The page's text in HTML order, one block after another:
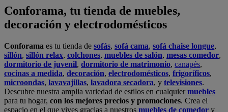
Conforama, tu tienda de muebles,
decoración y electrodomésticos
Conforama es tu tienda de sofás, sofá cama, sofá chaise longue,
sillón, sillón relax, colchones, muebles de salón, mesas comedor,
dormitorio de juvenil, dormitorio de matrimonio, canapés,
cocinas a medida, decoración, electrodomésticos, frigoríficos,
microondas, lavavajillas, lavadora secadora, y televisiones.
Descubre nuestra amplia variedad de estilos en cualquiermuebles
para tu hogar, con los mejores precios y promociones. Crea el
espacio en el que vives gracias a nuestros muebles de comedor y